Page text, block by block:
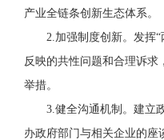
产业全链条创新生态体系。
2.加强制度创新。发挥“
反映的共性问题和合理诉求
举措。
3.健全沟通机制 。建立
办政府部门与相关企业的座